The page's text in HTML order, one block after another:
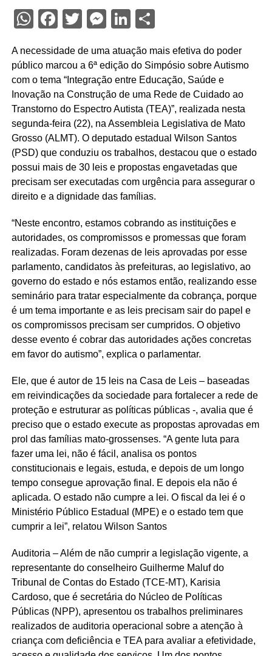
WhatsApp
Facebook
Twitter
Messenger
LinkedIn
Share
A necessidade de uma atuação mais efetiva do poder
público marcou a 6ª edição do Simpósio sobre Autismo
com o tema “Integração entre Educação, Saúde e
Inovação na Construção de uma Rede de Cuidado ao
Transtorno do Espectro Autista (TEA)”, realizada nesta
segunda-feira (22), na Assembleia Legislativa de Mato
Grosso (ALMT). O deputado estadual Wilson Santos
(PSD) que conduziu os trabalhos, destacou que o estado
possui mais de 30 leis e propostas engavetadas que
precisam ser executadas com urgência para assegurar o
direito e a dignidade das famílias.
“Neste encontro, estamos cobrando as instituições e
autoridades, os compromissos e promessas que foram
realizadas. Foram dezenas de leis aprovadas por esse
parlamento, candidatos às prefeituras, ao legislativo, ao
governo do estado e nós estamos então, realizando esse
seminário para tratar especialmente da cobrança, porque
é um tema importante e as leis precisam sair do papel e
os compromissos precisam ser cumpridos. O objetivo
desse evento é cobrar das autoridades ações concretas
em favor do autismo”, explica o parlamentar.
Ele, que é autor de 15 leis na Casa de Leis – baseadas
em reivindicações da sociedade para fortalecer a rede de
proteção e estruturar as políticas públicas -, avalia que é
preciso que o estado execute as propostas aprovadas em
prol das famílias mato-grossenses. “A gente luta para
fazer uma lei, não é fácil, analisa os pontos
constitucionais e legais, estuda, e depois de um longo
tempo consegue aprovação final. E depois ela não é
aplicada. O estado não cumpre a lei. O fiscal da lei é o
Ministério Público Estadual (MPE) e o estado tem que
cumprir a lei”, relatou Wilson Santos
Auditoria – Além de não cumprir a legislação vigente, a
representante do conselheiro Guilherme Maluf do
Tribunal de Contas do Estado (TCE-MT), Karisia
Cardoso, que é secretária do Núcleo de Políticas
Públicas (NPP), apresentou os trabalhos preliminares
realizados de auditoria operacional sobre a atenção à
criança com deficiência e TEA para avaliar a efetividade,